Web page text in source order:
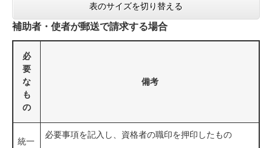
表のサイズを切り替える
補助者・使者が郵送で請求する場合
必
要
な
も
の
備考
統一
必要事項を記入し、資格者の職印を押印したもの